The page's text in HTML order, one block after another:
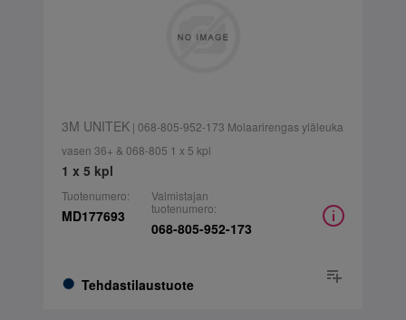
3M UNITEK| 068-805-952-173 Molaarirengas yläleuka
vasen 36+ & 068-805 1 x 5 kpl
1 x 5 kpl
Tuotenumero:
MD177693
Tehdastilaustuote
Valmistajan
tuotenumero:
068-805-952-173